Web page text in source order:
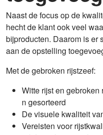
Naast de focus op de
hecht de klant ook veel
bijproducten. Daarom is er
aan de opstelling
Met de gebroken rijstzeef:
Witte rijst en
n gesorteerd
De visuele kwaliteit
Vereisten voor